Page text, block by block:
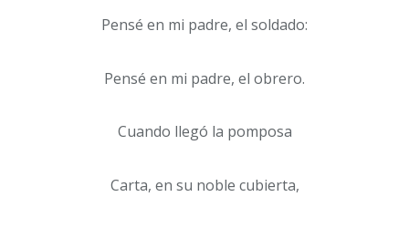
Pensé en mi padre, el soldado:
Pensé en mi padre, el obrero.
Cuando llegó la pomposa
Carta, en su noble cubierta,